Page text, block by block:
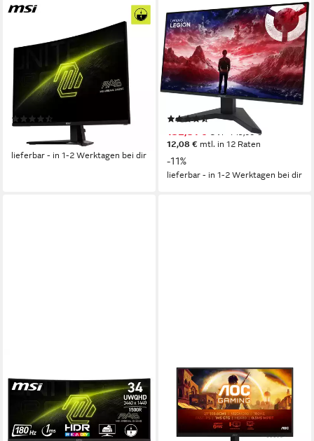
MAG 276CPXF Curved-
Gaming-Monitor
69 cm/ 27 Zoll Diagonale
1920 x 1080 px, Full HD Auflösung
0,5 ms Reaktionszeit
Produktdatenblatt
13,60 €mtl. in 24 Raten
lieferbar - in 1-2 Werktagen bei dir
LENOVO
R27s(A25270FR0) Gaming-
Monitor
69 cm/ 27 Zoll Diagonale
1920 x 1080 px, Full HD Auflösung
1 ms Reaktionszeit
Produktdatenblatt
(25)
UVP
149,00 €
12,08 € mtl. in 12 Raten
-11%
lieferbar - in 1-2 Werktagen bei dir